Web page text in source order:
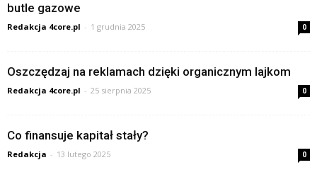
butle gazowe
Redakcja 4core.pl - 1 grudnia 2025 0
Oszczędzaj na reklamach dzięki organicznym lajkom
Redakcja 4core.pl - 25 sierpnia 2025 0
Co finansuje kapitał stały?
Redakcja - 13 lutego 2025 0